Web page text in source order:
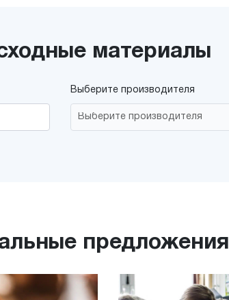
материалы
Выберите производителя
предложения